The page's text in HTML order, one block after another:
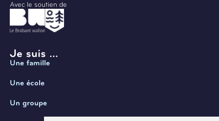
Avec le soutien de
Je suis ...
Une famille
Une école
Un groupe